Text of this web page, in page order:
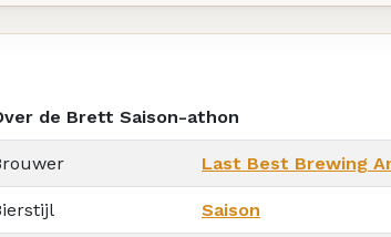
de Brett Saison-athon
Last Best Brewing
Saison